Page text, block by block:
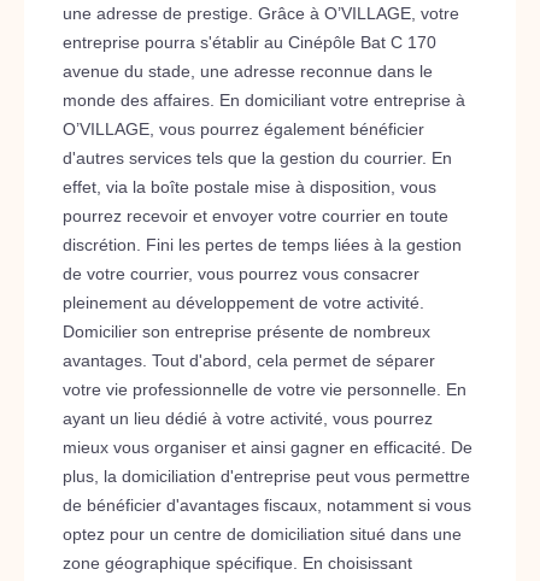
une adresse de prestige. Grâce à O’VILLAGE, votre
entreprise pourra s'établir au Cinépôle Bat C 170
avenue du stade, une adresse reconnue dans le
monde des affaires. En domiciliant votre entreprise à
O’VILLAGE, vous pourrez également bénéficier
d'autres services tels que la gestion du courrier. En
effet, via la boîte postale mise à disposition, vous
pourrez recevoir et envoyer votre courrier en toute
discrétion. Fini les pertes de temps liées à la gestion
de votre courrier, vous pourrez vous consacrer
pleinement au développement de votre activité.
Domicilier son entreprise présente de nombreux
avantages. Tout d'abord, cela permet de séparer
votre vie professionnelle de votre vie personnelle. En
ayant un lieu dédié à votre activité, vous pourrez
mieux vous organiser et ainsi gagner en efficacité. De
plus, la domiciliation d'entreprise peut vous permettre
de bénéficier d'avantages fiscaux, notamment si vous
optez pour un centre de domiciliation situé dans une
zone géographique spécifique. En choisissant